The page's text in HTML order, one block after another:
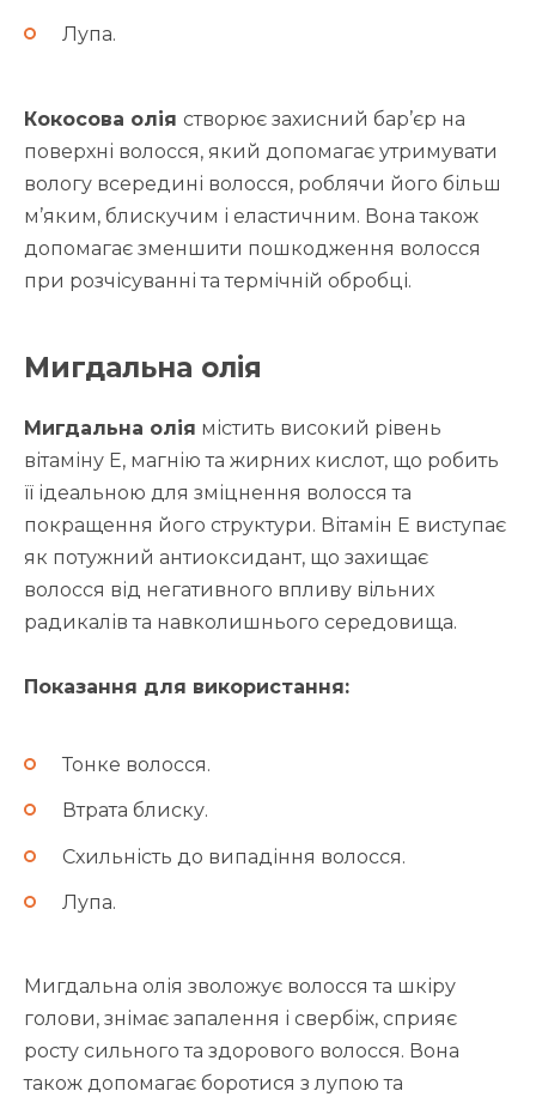
Лупа.
Кокосова олія створює захисний бар’єр на
поверхні волосся, який допомагає утримувати
вологу всередині волосся, роблячи його більш
м’яким, блискучим і еластичним. Вона також
допомагає зменшити пошкодження волосся
при розчісуванні та термічній обробці.
Мигдальна олія
Мигдальна олія містить високий рівень
вітаміну E, магнію та жирних кислот, що робить
її ідеальною для зміцнення волосся та
покращення його структури. Вітамін E виступає
як потужний антиоксидант, що захищає
волосся від негативного впливу вільних
радикалів та навколишнього середовища.
Показання для використання:
Тонке волосся.
Втрата блиску.
Схильність до випадіння волосся.
Лупа.
Мигдальна олія зволожує волосся та шкіру
голови, знімає запалення і свербіж, сприяє
росту сильного та здорового волосся. Вона
також допомагає боротися з лупою та